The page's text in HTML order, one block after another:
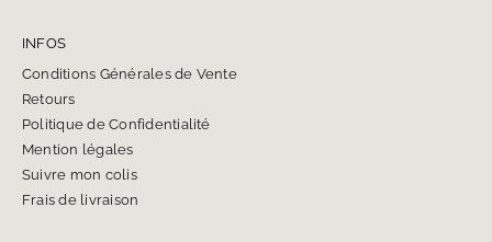
INFOS
Conditions Générales de Vente
Retours
Politique de Confidentialité
Mention légales
Suivre mon colis
Frais de livraison